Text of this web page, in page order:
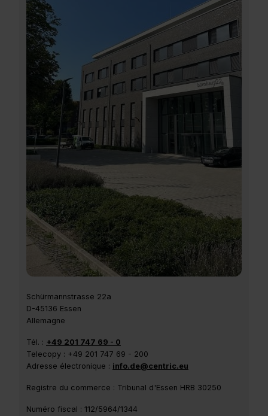
Schürmannstrasse 22a
D-45136 Essen
Allemagne
Tél. : +49 201 747 69 - 0
Telecopy : +49 201 747 69 - 200
Adresse électronique : info.de@centric.eu
Registre du commerce : Tribunal d'Essen HRB 30250
Numéro fiscal : 112/5964/1344